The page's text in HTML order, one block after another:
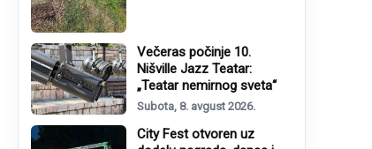
Večeras počinje 10.
Nišville Jazz Teatar:
„Teatar nemirnog sveta“
Subota, 8. avgust 2026.
City Fest otvoren uz